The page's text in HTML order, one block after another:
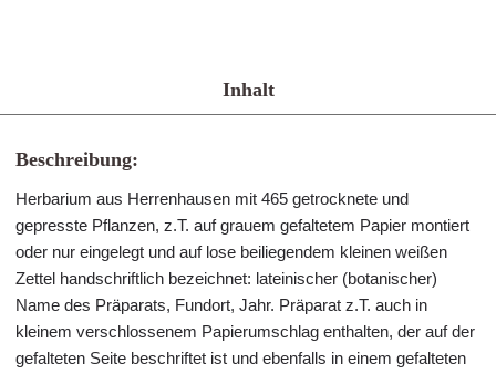
Inhalt
Beschreibung:
Herbarium aus Herrenhausen mit 465 getrocknete und
gepresste Pflanzen, z.T. auf grauem gefaltetem Papier montiert
oder nur eingelegt und auf lose beiliegendem kleinen weißen
Zettel handschriftlich bezeichnet: lateinischer (botanischer)
Name des Präparats, Fundort, Jahr. Präparat z.T. auch in
kleinem verschlossenem Papierumschlag enthalten, der auf der
gefalteten Seite beschriftet ist und ebenfalls in einem gefalteten